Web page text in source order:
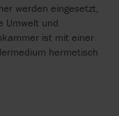
werden eingesetzt,
Umwelt und
ist mit einer
hermetisch